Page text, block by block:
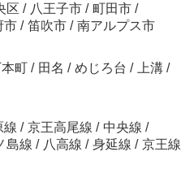
区 / 八王子市 / 町田市 /
市 / 笛吹市 / 南アルプス市
町 / 田名 / めじろ台 / 上溝 /
線 / 京王高尾線 / 中央線 /
島線 / 八高線 / 身延線 / 京王線